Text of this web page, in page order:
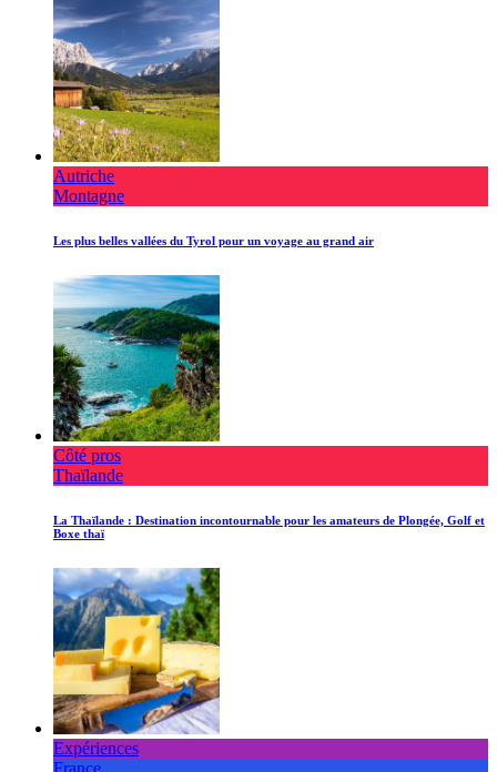
Autriche
Montagne
Les plus belles vallées du Tyrol pour un voyage au grand air
Côté pros
Thaïlande
La Thaïlande : Destination incontournable pour les amateurs de Plongée, Golf et
Boxe thaï
Expériences
France